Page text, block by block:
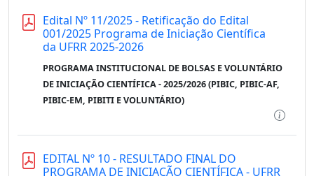
Edital Nº 11/2025 - Retificação do Edital
001/2025 Programa de Iniciação Científica
da UFRR 2025-2026
PROGRAMA INSTITUCIONAL DE BOLSAS E VOLUNTÁRIO
DE INICIAÇÃO CIENTÍFICA - 2025/2026 (PIBIC, PIBIC-AF,
PIBIC-EM, PIBITI E VOLUNTÁRIO)
EDITAL Nº 10 - RESULTADO FINAL DO
PROGRAMA DE INICIAÇÃO CIENTÍFICA - UFRR